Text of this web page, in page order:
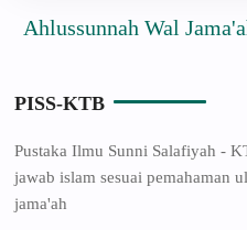
Wal Jama'ah
PISS-KTB
Pustaka Ilmu Sunni Salafiyah -
jawab islam sesuai pemahaman
jama'ah